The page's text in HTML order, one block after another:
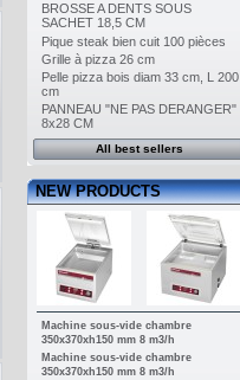
BROSSE A DENTS SOUS
SACHET 18,5 CM
Pique steak bien cuit 100 pièces
Grille à pizza 26 cm
Pelle pizza bois diam 33 cm, L 200
cm
PANNEAU "NE PAS DERANGER"
8x28 CM
All best sellers
NEW PRODUCTS
Machine sous-vide chambre
350x370xh150 mm 8 m3/h
Machine sous-vide chambre
350x370xh150 mm 8 m3/h